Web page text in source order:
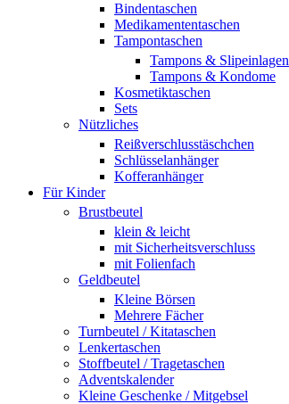
Bindentaschen
Medikamententaschen
Tampontaschen
Tampons & Slipeinlagen
Tampons & Kondome
Kosmetiktaschen
Sets
Nützliches
Reißverschlusstäschchen
Schlüsselanhänger
Kofferanhänger
Für Kinder
Brustbeutel
klein & leicht
mit Sicherheitsverschluss
mit Folienfach
Geldbeutel
Kleine Börsen
Mehrere Fächer
Turnbeutel / Kitataschen
Lenkertaschen
Stoffbeutel / Tragetaschen
Adventskalender
Kleine Geschenke / Mitgebsel